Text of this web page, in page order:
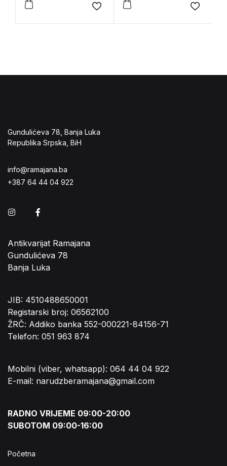
Add to wishlist Add to
Gundulićeva 78, Banja Luka
Republika Srpska, BiH
info@ramajana.ba
+387 64 44 04 922
Instagram
Antikvarijat Ramajana
Gundulićeva 78
Banja Luka
JIB: 4510488650001
Registarski broj: 06562100
ŽRČ: Addiko banka 552-000221-84156-71
Telefon: 051 963 874
Mobilni (viber, whatsapp): 064 44 04 922
E-mail: narudzberamajana@gmail.com
RADNO VRIJEME 09:00-20:00
SUBOTOM 09:00-16:00
Početna